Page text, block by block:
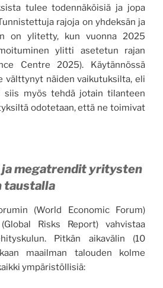
tulee todennäköisiä ja jopa
rajoja on yhdeksän ja
on ylitetty, kun vuonna 2025
ylitti asetetun rajan
Centre 2025). Käytännössä
välttynyt näiden vaikutuksilta, eli
siis myös tehdä jotain tilanteen
odotetaan, että ne toimivat
megatrendit yritysten
taustalla
(World Economic Forum)
Risks Report) vahvistaa
Pitkän aikavälin (10
maailman talouden kolme
ympäristöllisiä: